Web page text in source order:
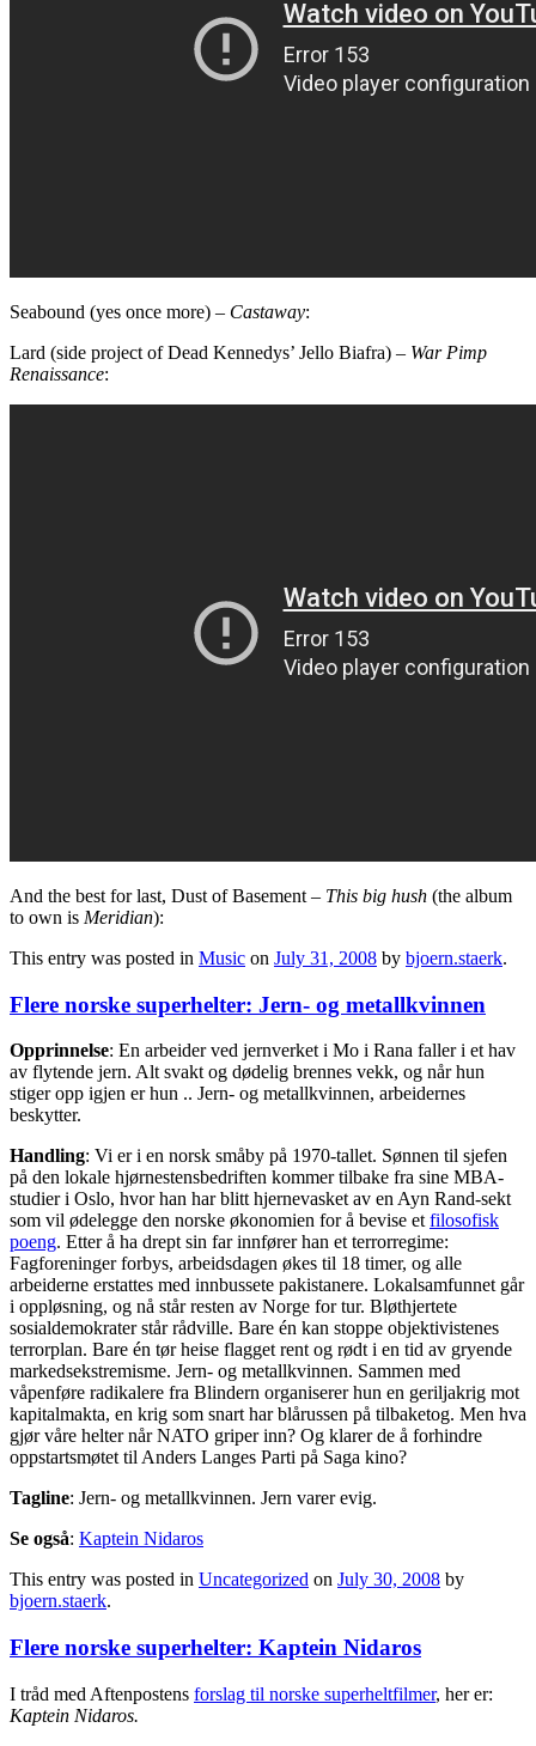
Seabound (yes once more) – Castaway:
Lard (side project of Dead Kennedys’ Jello Biafra) – War Pimp
Renaissance:
And the best for last, Dust of Basement – This big hush (the album
to own is Meridian):
This entry was posted in Music on July 31, 2008 by bjoern.staerk.
Flere norske superhelter: Jern- og metallkvinnen
Opprinnelse: En arbeider ved jernverket i Mo i Rana faller i et hav
av flytende jern. Alt svakt og dødelig brennes vekk, og når hun
stiger opp igjen er hun .. Jern- og metallkvinnen, arbeidernes
beskytter.
Handling: Vi er i en norsk småby på 1970-tallet. Sønnen til sjefen
på den lokale hjørnestensbedriften kommer tilbake fra sine MBA-
studier i Oslo, hvor han har blitt hjernevasket av en Ayn Rand-sekt
som vil ødelegge den norske økonomien for å bevise etfilosofisk
poeng. Etter å ha drept sin far innfører han et terrorregime:
Fagforeninger forbys, arbeidsdagen økes til 18 timer, og alle
arbeiderne erstattes med innbussete pakistanere. Lokalsamfunnet går
i oppløsning, og nå står resten av Norge for tur. Bløthjertete
sosialdemokrater står rådville. Bare én kan stoppe objektivistenes
terrorplan. Bare én tør heise flagget rent og rødt i en tid av gryende
markedsekstremisme. Jern- og metallkvinnen. Sammen med
våpenføre radikalere fra Blindern organiserer hun en geriljakrig mot
kapitalmakta, en krig som snart har blårussen på tilbaketog. Men hva
gjør våre helter når NATO griper inn? Og klarer de å forhindre
oppstartsmøtet til Anders Langes Parti på Saga kino?
Tagline: Jern- og metallkvinnen. Jern varer evig.
Se også: Kaptein Nidaros
This entry was posted in Uncategorized on July 30, 2008 by
bjoern.staerk.
Flere norske superhelter: Kaptein Nidaros
I tråd med Aftenpostens forslag til norske superheltfilmer, her er:
Kaptein Nidaros.